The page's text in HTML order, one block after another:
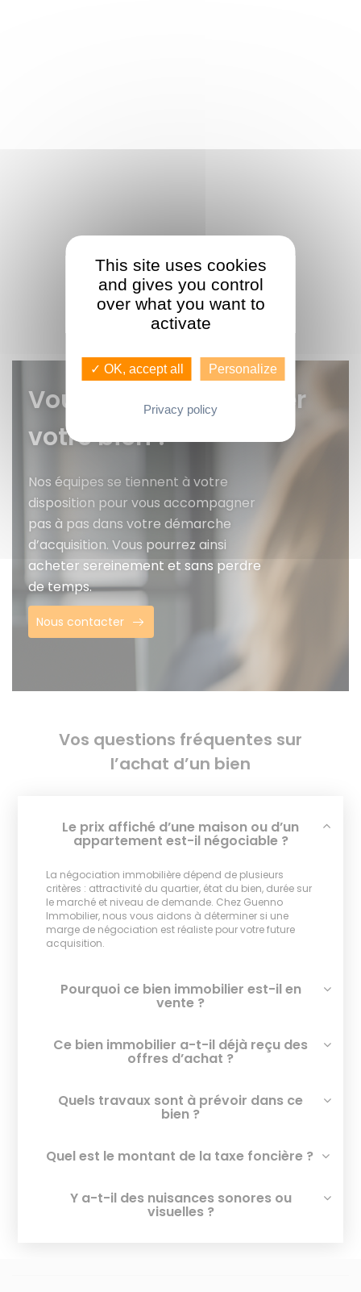
Vous voulez faire gérer
votre bien ?
Nos équipes se tiennent à votre
disposition pour vous accompagner
pas à pas dans votre démarche
d’acquisition. Vous pourrez ainsi
acheter sereinement et sans perdre
de temps.
Nous contacter
Vos questions fréquentes sur
l’achat d’un bien
Le prix affiché d’une maison ou d’un
appartement est-il négociable ?
La négociation immobilière dépend de plusieurs
critères : attractivité du quartier, état du bien, durée sur
le marché et niveau de demande. Chez Guenno
Immobilier, nous vous aidons à déterminer si une
marge de négociation est réaliste pour votre future
acquisition.
Pourquoi ce bien immobilier est-il en
vente ?
Ce bien immobilier a-t-il déjà reçu des
offres d’achat ?
Quels travaux sont à prévoir dans ce
bien ?
Quel est le montant de la taxe foncière ?
Y a-t-il des nuisances sonores ou
visuelles ?
This site uses cookies
and gives you control
over what you want to
activate
✓ OK, accept all Personalize
Privacy policy